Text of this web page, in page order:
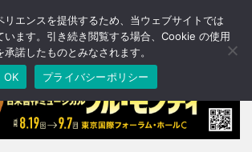
T
o
n
a
v
リエンスを提供するため、当ウェブサイトでは
ます。引き続き閲覧する場合、Cookie の使用
承諾したものとみなされます。
OK
プライバシーポリシー